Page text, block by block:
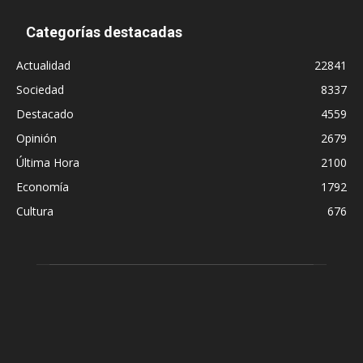
Categorías destacadas
Actualidad
22841
Sociedad
8337
Destacado
4559
Opinión
2679
Última Hora
2100
Economía
1792
Cultura
676